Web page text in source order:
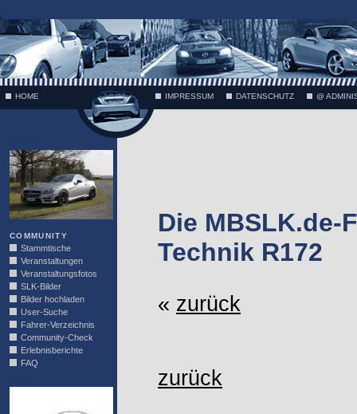
;
HOME IMPRESSUM DATENSCHUTZ @
COMMUNITY
Stammtische
Veranstaltungen
Veranstaltungsfotos
SLK-Bilder
Bilder hochladen
User-Suche
Fahrer-Verzeichnis
Community-Check
Erlebnisberichte
FAQ
Die MBSLK.de-
Technik R172
« zurück
zurück